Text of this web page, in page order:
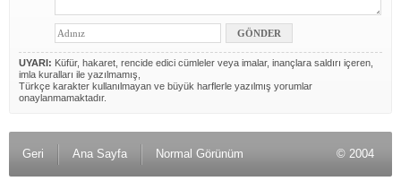
UYARI: Küfür, hakaret, rencide edici cümleler veya imalar, inançlara saldırı içeren,
imla kuralları ile yazılmamış,
Türkçe karakter kullanılmayan ve büyük harflerle yazılmış yorumlar
onaylanmamaktadır.
Geri Ana Sayfa Normal Görünüm © 2004